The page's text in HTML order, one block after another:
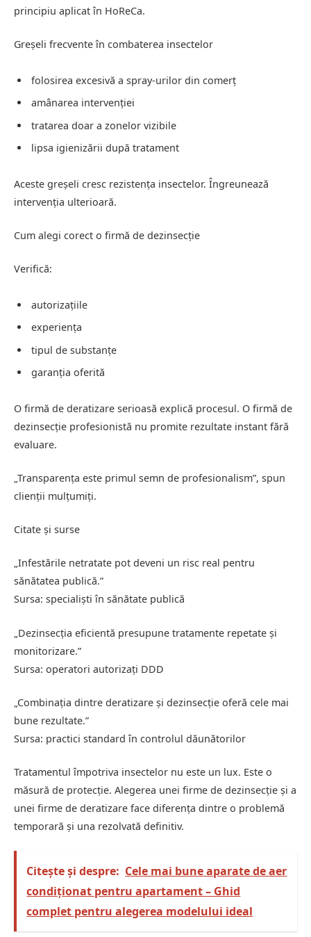
principiu aplicat în HoReCa.
Greșeli frecvente în combaterea insectelor
folosirea excesivă a spray-urilor din comerț
amânarea intervenției
tratarea doar a zonelor vizibile
lipsa igienizării după tratament
Aceste greșeli cresc rezistența insectelor. Îngreunează
intervenția ulterioară.
Cum alegi corect o firmă de dezinsecție
Verifică:
autorizațiile
experiența
tipul de substanțe
garanția oferită
O firmă de deratizare serioasă explică procesul. O firmă de
dezinsecție profesionistă nu promite rezultate instant fără
evaluare.
„Transparența este primul semn de profesionalism”, spun
clienții mulțumiți.
Citate și surse
„Infestările netratate pot deveni un risc real pentru
sănătatea publică.”
Sursa: specialiști în sănătate publică
„Dezinsecția eficientă presupune tratamente repetate și
monitorizare.”
Sursa: operatori autorizați DDD
„Combinația dintre deratizare și dezinsecție oferă cele mai
bune rezultate.”
Sursa: practici standard în controlul dăunătorilor
Tratamentul împotriva insectelor nu este un lux. Este o
măsură de protecție. Alegerea unei firme de dezinsecție și a
unei firme de deratizare face diferența dintre o problemă
temporară și una rezolvată definitiv.
Citește și despre: Cele mai bune aparate de aer
condiționat pentru apartament – Ghid
complet pentru alegerea modelului ideal